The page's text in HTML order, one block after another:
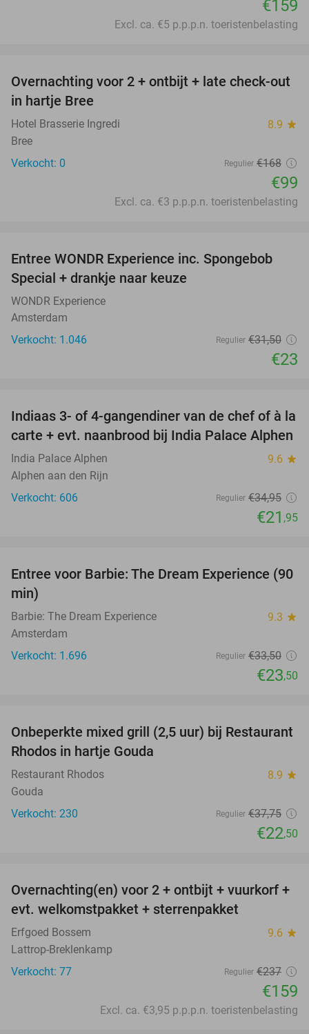
€159
Excl. ca. €5 p.p.p.n. toeristenbelasting
41%
TODAY
Overnachting voor 2 + ontbijt + late check-out
in hartje Bree
Hotel Brasserie Ingredi 8.9 star
Bree
Verkocht: 0
Regulier €168
€99
Excl. ca. €3 p.p.p.n. toeristenbelasting
27%
Entree WONDR Experience inc. Spongebob
Special + drankje naar keuze
WONDR Experience
Amsterdam
Verkocht: 1.046
Regulier €31,50
€23
37%
Indiaas 3- of 4-gangendiner van de chef of à la
carte + evt. naanbrood bij India Palace Alphen
India Palace Alphen 9.6 star
Alphen aan den Rijn
Verkocht: 606
Regulier €34,95
€21 ,95
30%
Entree voor Barbie: The Dream Experience (90
min)
Barbie: The Dream Experience 9.3 star
Amsterdam
Verkocht: 1.696
Regulier €33,50
€23,50
40%
Onbeperkte mixed grill (2,5 uur) bij Restaurant
Rhodos in hartje Gouda
Restaurant Rhodos 8.9 star
Gouda
Verkocht: 230
Regulier €37,75
€22,50
33%
Overnachting(en) voor 2 + ontbijt + vuurkorf +
evt. welkomstpakket + sterrenpakket
Erfgoed Bossem 9.6 star
Lattrop-Breklenkamp
Verkocht: 77
Regulier €237
€159
Excl. ca. €3,95 p.p.p.n. toeristenbelasting